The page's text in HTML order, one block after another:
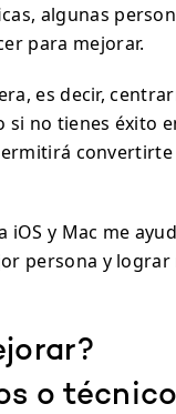
algunas
para mejorar.
es decir,
si no tienes éxito
y Mac me
persona y lograr
o